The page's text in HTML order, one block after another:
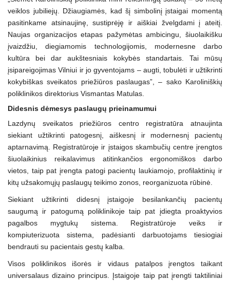
veiklos jubiliejų. Džiaugiamės, kad šį simbolinį įstaigai momentą
pasitinkame atsinaujinę, sustiprėję ir aiškiai žvelgdami į ateitį.
Naujas organizacijos etapas pažymėtas ambicingu, šiuolaikišku
įvaizdžiu, diegiamomis technologijomis, modernesne darbo
kultūra bei dar aukštesniais kokybės standartais. Tai mūsų
įsipareigojimas Vilniui ir jo gyventojams – augti, tobulėti ir užtikrinti
kokybiškas sveikatos priežiūros paslaugas”, – sako Karoliniškių
poliklinikos direktorius Vismantas Matulas.
Didesnis dėmesys paslaugų prieinamumui
Lazdynų sveikatos priežiūros centro registratūra atnaujinta
siekiant užtikrinti patogesnį, aiškesnį ir modernesnį pacientų
aptarnavimą. Registratūroje ir įstaigos skambučių centre įrengtos
šiuolaikinius reikalavimus atitinkančios ergonomiškos darbo
vietos, taip pat įrengta patogi pacientų laukiamojo, profilaktinių ir
kitų užsakomųjų paslaugų teikimo zonos, reorganizuota rūbinė.
Siekiant užtikrinti didesnį įstaigoje besilankančių pacientų
saugumą ir patogumą poliklinikoje taip pat įdiegta proaktyvios
pagalbos mygtukų sistema. Registratūroje veiks ir
kompiuterizuota sistema, padėsianti darbuotojams tiesiogiai
bendrauti su pacientais gestų kalba.
Visos poliklinikos išorės ir vidaus patalpos įrengtos taikant
universalaus dizaino principus. Įstaigoje taip pat įrengti taktiliniai